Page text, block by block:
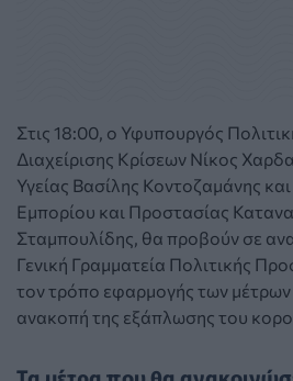
Στις 18:00, ο Υφυπουργός
Διαχείρισης Κρίσεων Νίκος
Υγείας Βασίλης Κοντοζαμάνης
Εμπορίου και Προστασίας
Σταμπουλίδης, θα προβούν σε
Γενική Γραμματεία Πολιτικής
τον τρόπο εφαρμογής των μέτρων
ανακοπή της εξάπλωσης του